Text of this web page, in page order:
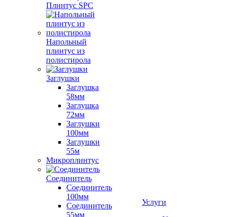
Плинтус SPC
Напольный
плинтус из
полистирола
Заглушки
Заглушка
58мм
Заглушка
72мм
Заглушки
100мм
Заглушки
55м
Микроплинтус
Соединитель
Соединитель
100мм
Соединитель
55мм
Услуги